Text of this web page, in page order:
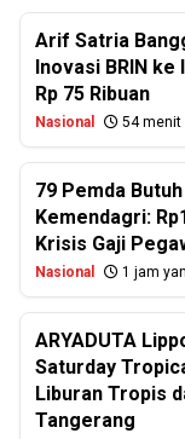
Arif Satria
Inovasi BRIN ke
Rp 75 Ribuan
Nasional 54 menit
79 Pemda
Kemendagri:
Krisis Gaji
Nasional 1 jam
ARYADUTA
Saturday
Liburan Tropis
Tangerang